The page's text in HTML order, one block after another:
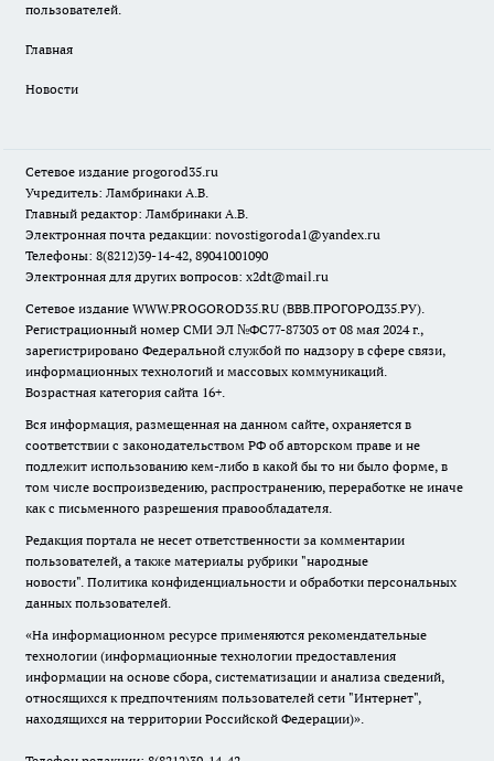
пользователей.
Главная
Новости
Сетевое издание progorod35.ru
Учредитель: Ламбринаки А.В.
Главный редактор: Ламбринаки А.В.
Электронная почта редакции: novostigoroda1@yandex.ru
Телефоны: 8(8212)39-14-42, 89041001090
Электронная для других вопросов: x2dt@mail.ru
Сетевое издание WWW.PROGOROD35.RU (ВВВ.ПРОГОРОД35.РУ).
Регистрационный номер СМИ ЭЛ №ФС77-87303 от 08 мая 2024 г.,
зарегистрировано Федеральной службой по надзору в сфере связи,
информационных технологий и массовых коммуникаций.
Возрастная категория сайта 16+.
Вся информация, размещенная на данном сайте, охраняется в
соответствии с законодательством РФ об авторском праве и не
подлежит использованию кем-либо в какой бы то ни было форме, в
том числе воспроизведению, распространению, переработке не иначе
как с письменного разрешения правообладателя.
Редакция портала не несет ответственности за комментарии
пользователей, а также материалы рубрики "народные
новости". Политика конфиденциальности и обработки персональных
данных пользователей.
«На информационном ресурсе применяются рекомендательные
технологии (информационные технологии предоставления
информации на основе сбора, систематизации и анализа сведений,
относящихся к предпочтениям пользователей сети "Интернет",
находящихся на территории Российской Федерации)».